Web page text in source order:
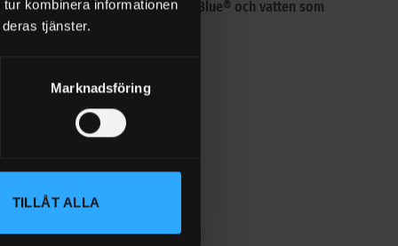
kombinera informationen
tjänster.
Marknadsföring
TILLÅT ALLA
eldningsolja, urealösning AdBlue® och vatten som